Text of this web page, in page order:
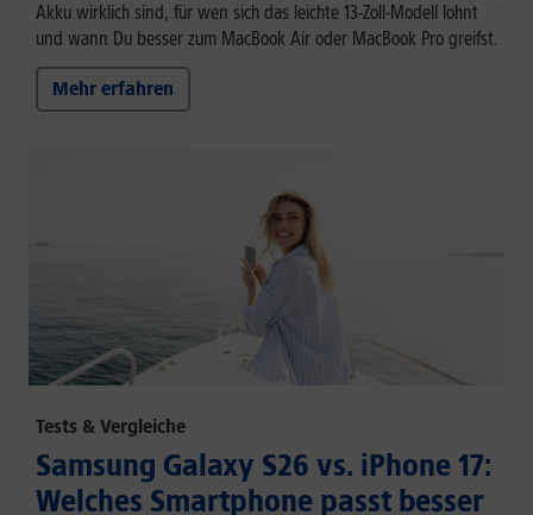
Akku wirklich sind, für wen sich das leichte 13-Zoll-Modell lohnt
und wann Du besser zum MacBook Air oder MacBook Pro greifst.
Mehr erfahren
Tests & Vergleiche
Samsung Galaxy S26 vs. iPhone 17:
Welches Smartphone passt besser